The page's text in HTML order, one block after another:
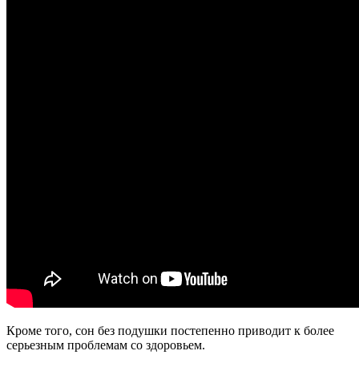
Кроме того, сон без подушки постепенно приводит к более
серьезным проблемам со здоровьем.